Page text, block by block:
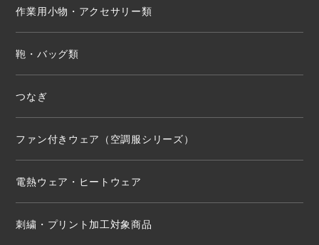
作業用小物・アクセサリー類
鞄・バッグ類
つなぎ
ファン付きウェア（空調服シリーズ）
電熱ウェア・ヒートウェア
刺繍・プリント加工対象商品